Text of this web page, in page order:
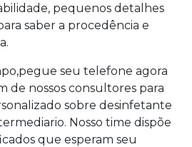
pequenos detalhes
saber a procedência e
seu telefone agora
de nossos consultores para
sobre desinfetante
. Nosso time dispõe
que esperam seu